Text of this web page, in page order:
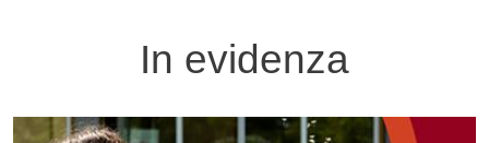
In evidenza
Image